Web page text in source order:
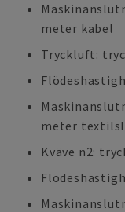
meter kabel
Tryckluft:
meter
Kväve n2: